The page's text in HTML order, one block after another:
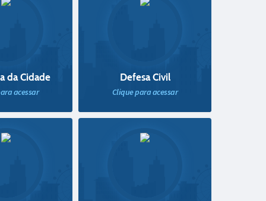
da Cidade
acessar
Defesa Civil
Clique para acessar